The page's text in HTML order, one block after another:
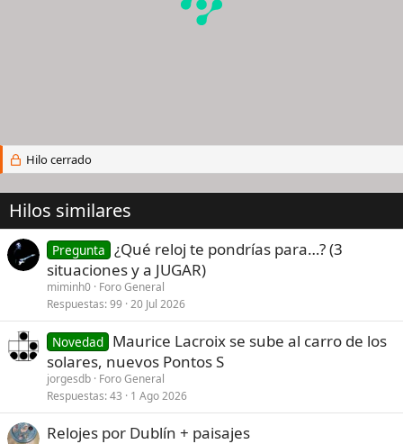
Hilo cerrado
Hilos similares
Pregunta ¿Qué reloj te pondrías para…? (3
situaciones y a JUGAR)
miminh0 Foro General
Respuestas 99 20 Jul 2026
Novedad Maurice Lacroix se sube al carro de los
solares, nuevos Pontos S
jorgesdb Foro General
Respuestas 43 1 Ago 2026
Relojes por Dublín + paisajes